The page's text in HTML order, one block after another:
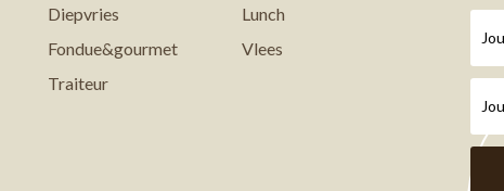
Diepvries
Lunch
Fondue&gourmet
Vlees
Traiteur